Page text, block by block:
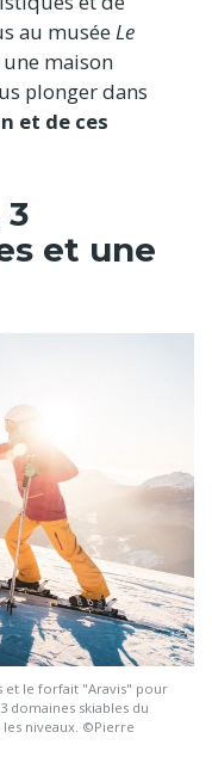
au musée Le
maison
plonger dans
et de ces
et une
et le forfait "Aravis" pour
domaines skiables du
les niveaux. ©Pierre